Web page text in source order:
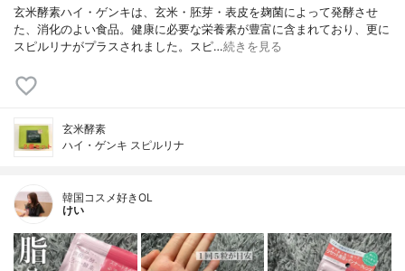
玄米酵素ハイ・ゲンキは、玄米・胚芽・表皮を麹菌によって発酵させ
た、消化のよい食品。健康に必要な栄養素が豊富に含まれており、更に
スピルリナがプラスされました。スピ…続きを見る
玄米酵素
ハイ・ゲンキ スピルリナ
韓国コスメ好きOL
けい